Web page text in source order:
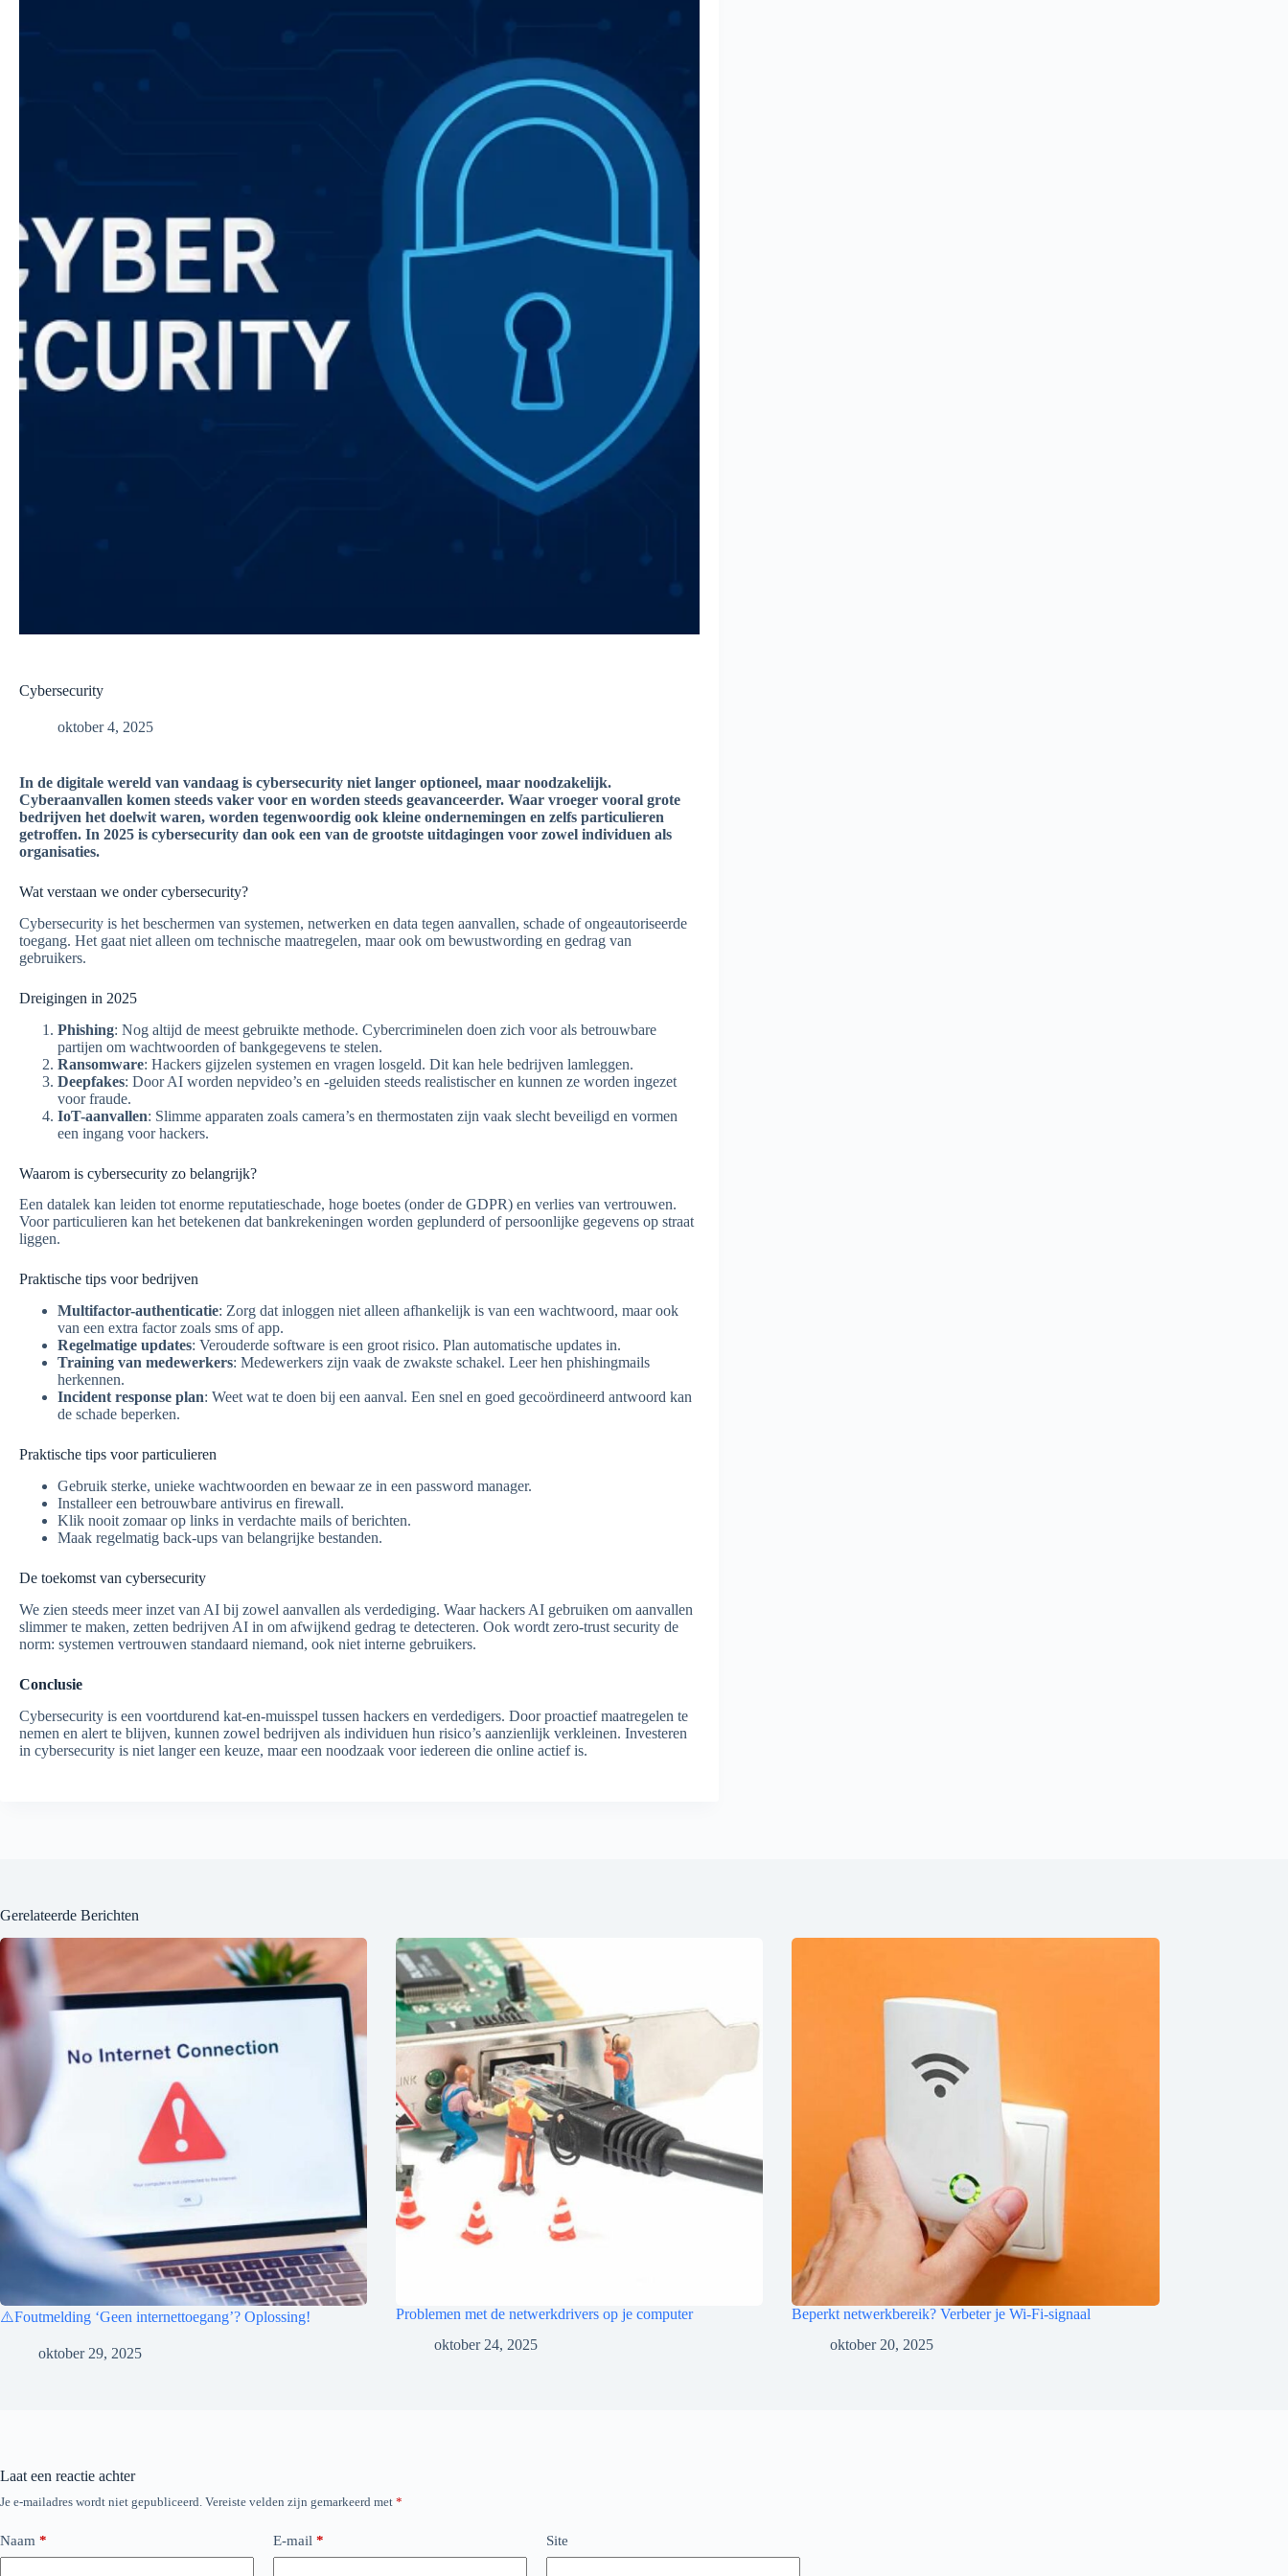
Cybersecurity
oktober 4, 2025
In de digitale wereld van vandaag is cybersecurity niet langer optioneel, maar noodzakelijk.
Cyberaanvallen komen steeds vaker voor en worden steeds geavanceerder. Waar vroeger vooral grote
bedrijven het doelwit waren, worden tegenwoordig ook kleine ondernemingen en zelfs particulieren
getroffen. In 2025 is cybersecurity dan ook een van de grootste uitdagingen voor zowel individuen als
organisaties.
Wat verstaan we onder cybersecurity?
Cybersecurity is het beschermen van systemen, netwerken en data tegen aanvallen, schade of ongeautoriseerde
toegang. Het gaat niet alleen om technische maatregelen, maar ook om bewustwording en gedrag van
gebruikers.
Dreigingen in 2025
Phishing: Nog altijd de meest gebruikte methode. Cybercriminelen doen zich voor als betrouwbare
partijen om wachtwoorden of bankgegevens te stelen.
Ransomware: Hackers gijzelen systemen en vragen losgeld. Dit kan hele bedrijven lamleggen.
Deepfakes: Door AI worden nepvideo’s en -geluiden steeds realistischer en kunnen ze worden ingezet
voor fraude.
IoT-aanvallen: Slimme apparaten zoals camera’s en thermostaten zijn vaak slecht beveiligd en vormen
een ingang voor hackers.
Waarom is cybersecurity zo belangrijk?
Een datalek kan leiden tot enorme reputatieschade, hoge boetes (onder de GDPR) en verlies van vertrouwen.
Voor particulieren kan het betekenen dat bankrekeningen worden geplunderd of persoonlijke gegevens op straat
liggen.
Praktische tips voor bedrijven
Multifactor-authenticatie: Zorg dat inloggen niet alleen afhankelijk is van een wachtwoord, maar ook
van een extra factor zoals sms of app.
Regelmatige updates: Verouderde software is een groot risico. Plan automatische updates in.
Training van medewerkers: Medewerkers zijn vaak de zwakste schakel. Leer hen phishingmails
herkennen.
Incident response plan: Weet wat te doen bij een aanval. Een snel en goed gecoördineerd antwoord kan
de schade beperken.
Praktische tips voor particulieren
Gebruik sterke, unieke wachtwoorden en bewaar ze in een password manager.
Installeer een betrouwbare antivirus en firewall.
Klik nooit zomaar op links in verdachte mails of berichten.
Maak regelmatig back-ups van belangrijke bestanden.
De toekomst van cybersecurity
We zien steeds meer inzet van AI bij zowel aanvallen als verdediging. Waar hackers AI gebruiken om aanvallen
slimmer te maken, zetten bedrijven AI in om afwijkend gedrag te detecteren. Ook wordt zero-trust security de
norm: systemen vertrouwen standaard niemand, ook niet interne gebruikers.
Conclusie
Cybersecurity is een voortdurend kat-en-muisspel tussen hackers en verdedigers. Door proactief maatregelen te
nemen en alert te blijven, kunnen zowel bedrijven als individuen hun risico’s aanzienlijk verkleinen. Investeren
in cybersecurity is niet langer een keuze, maar een noodzaak voor iedereen die online actief is.
Gerelateerde Berichten
⚠️Foutmelding ‘Geen internettoegang’? Oplossing!
oktober 29, 2025
Problemen met de netwerkdrivers op je computer
oktober 24, 2025
Beperkt netwerkbereik? Verbeter je Wi-Fi-signaal
oktober 20, 2025
Je e-mailadres wordt niet gepubliceerd. Vereiste velden zijn gemarkeerd met *
Naam * E-mail * Site